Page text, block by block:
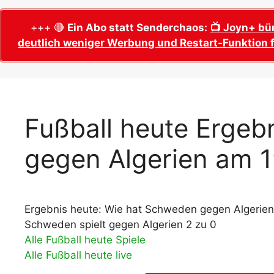
Wer wird Fußball-Weltmeister 2026?
Alle WM 2026 Trainer
Adidas Trionda: offizielle WM 2026
Spielball
Alle Nationalspieler der FIFA Fußball WM
WM 2026 Qualifikation in Europa: Tabelle
& Spielplan
WM 2026
Termine,
WM 2026
WM 2026
Spielort
+++ 🔴 Ein Abo statt Senderchaos: 📺 Joyn+
deutlich weniger Werbung und Restart-
Fußball heute
gegen Algerien am
Ergebnis heute: Wie hat Schweden gegen
Schweden spielt gegen Algerien 2 zu 0
Alle Fußball heute Spiele
Alle Fußball heute live